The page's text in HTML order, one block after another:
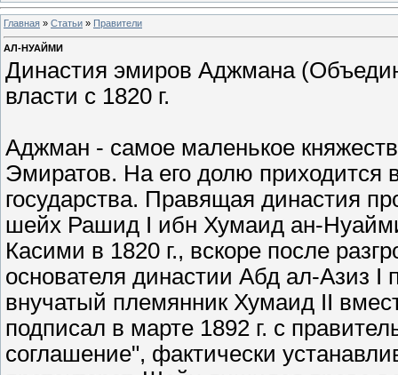
Главная » Статьи » Правители
АЛ-НУАЙМИ
Династия эмиров Аджмана
власти с 1820 г.
Аджман - самое маленькое
Эмиратов. На его долю приходится
государства. Правящая династия
шейх Рашид I ибн Хумаид ан-
Касими в 1820 г., вскоре после
основателя династии Абд ал-Азиз I
внучатый племянник Хумаид II
подписал в марте 1892 г. с
соглашение", фактически